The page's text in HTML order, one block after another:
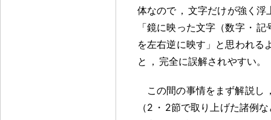
体なので ， 文字だけが強く浮
「鏡に映った文字（数字 ・ 記
を左右逆に映す」と思われる
と ， 完全に誤解されやすい。
この間の事情をまず解説し
（2 ・ 2節で取り上げた諸例